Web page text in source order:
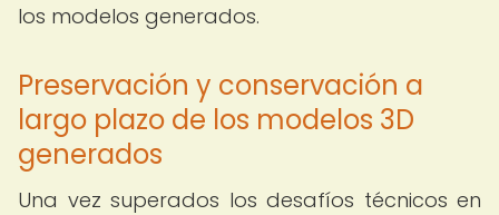
los modelos generados.
Preservación y conservación a
largo plazo de los modelos 3D
generados
Una vez superados los desafíos técnicos en